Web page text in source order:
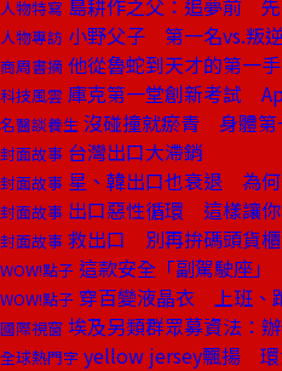
人物特寫 島耕作之父：追夢前
人物專訪 小野父子 第一名vs.叛
商周書摘 他從魯蛇到天才的第一
科技風雲 庫克第一堂創新考試
名醫談養生 沒碰撞就瘀青 身體第
封面故事 台灣出口大滯銷
封面故事 星、韓出口也衰退 為何
封面故事 出口惡性循環 這樣讓
封面故事 救出口 別再拚碼頭貨
WOW!點子 這款安全「副駕駛座
WOW!點子 穿百變液晶衣 上班、
國際視窗 埃及另類群眾募資法：
全球熱門字 yellow jersey飄揚 環